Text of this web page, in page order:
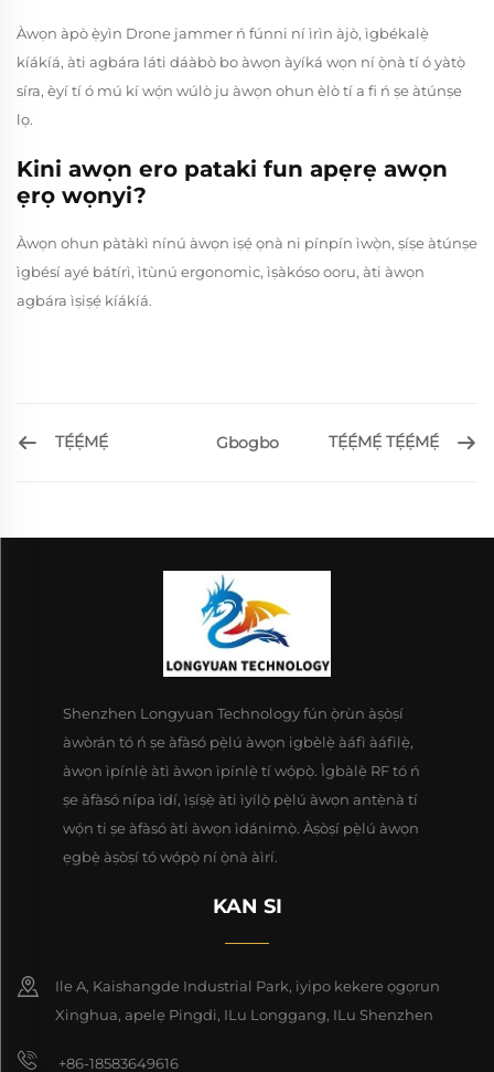
Àwọn àpò ẹ̀yìn Drone jammer ń fúnni ní ìrìn àjò, ìgbékalẹ̀
kíákíá, àti agbára láti dáàbò bo àwọn àyíká wọn ní ọ̀nà tí ó yàtọ̀
síra, èyí tí ó mú kí wọ́n wúlò ju àwọn ohun èlò tí a fi ń ṣe àtúnṣe
lọ.
Kini awọn ero pataki fun apẹrẹ awọn
ẹrọ wọnyi?
Àwọn ohun pàtàkì nínú àwọn iṣẹ́ ọnà ni pínpín ìwọ̀n, ṣíṣe àtúnṣe
ìgbésí ayé bátírì, ìtùnú ergonomic, ìṣàkóso ooru, àti àwọn
agbára ìṣiṣẹ́ kíákíá.
TẸ́Ẹ́MẸ́ Gbogbo TẸ́Ẹ́MẸ́ TẸ́Ẹ́MẸ́
Shenzhen Longyuan Technology fún ọ̀rùn àṣòṣí
àwòrán tó ń ṣe àfàsó pẹ̀lú àwọn igbèlẹ̀ àáfì àáfìlẹ̀,
àwọn ìpínlẹ̀ àtì àwọn ìpínlẹ̀ tí wọ́pọ̀. Ìgbàlẹ̀ RF tó ń
ṣe àfàsó nípa ìdí, ìṣíṣẹ̀ àti ìyílọ̀ pẹ̀lú àwọn antẹ̀nà tí
wọ́n ti ṣe àfàsó àti àwọn ìdánimọ̀. Àṣòṣí pẹ̀lú àwọn
ẹgbẹ̀ àṣòṣí tó wọ́pọ̀ ní ọ̀nà àìrí.
KAN SI
Ile A, Kaishangde Industrial Park, iyipo kekere ọgọrun
Xinghua, apelẹ Pingdi, ILu Longgang, ILu Shenzhen
+86-18583649616